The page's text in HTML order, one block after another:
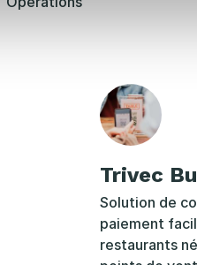
Trivec
Solution de
paiement
restaurants